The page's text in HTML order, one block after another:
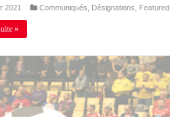
2021 Communiqués Désignations Featured
»